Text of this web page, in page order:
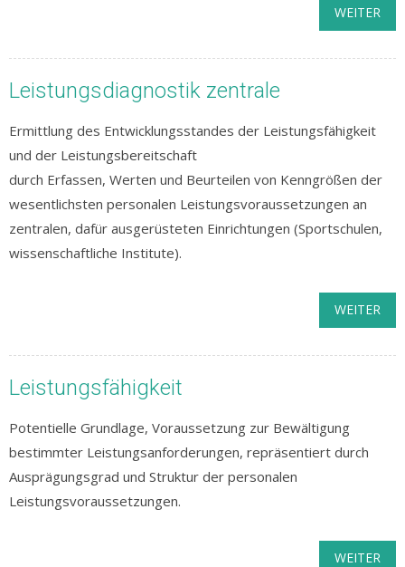
WEITER
Leistungsdiagnostik zentrale
Ermittlung des Entwicklungsstandes der Leistungsfähigkeit
und der Leistungsbereitschaft
durch Erfassen, Werten und Beurteilen von Kenngrößen der
wesentlichsten personalen Leistungsvoraussetzungen an
zentralen, dafür ausgerüsteten Einrichtungen (Sportschulen,
wissenschaftliche Institute).
WEITER
Leistungsfähigkeit
Potentielle Grundlage, Voraussetzung zur Bewältigung
bestimmter Leistungsanforderungen, repräsentiert durch
Ausprägungsgrad und Struktur der personalen
Leistungsvoraussetzungen.
WEITER